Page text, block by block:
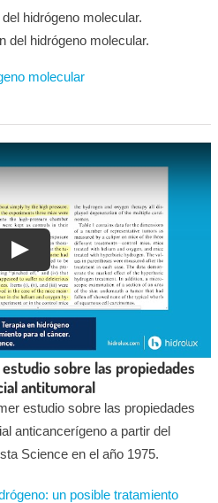
hidrógeno molecular.
del hidrógeno molecular.
molecular
sobre las propiedades
antitumoral
estudio sobre las propiedades
anticancerígeno a partir del
Science en el año 1975.
un posible tratamiento